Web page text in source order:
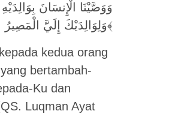
وَلِوَالِدَيْكَ إِلَيَّ الْمَصِيرُ﴾
kedua orang
bertambah-
Ku dan
Luqman Ayat